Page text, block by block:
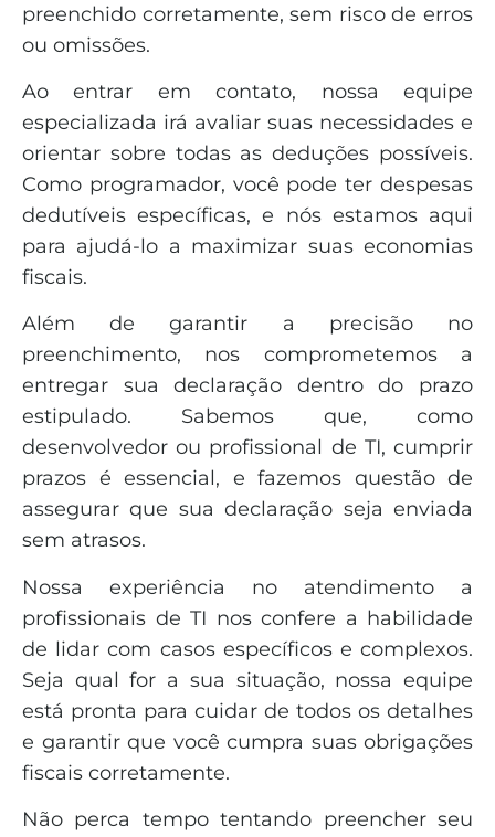
preenchido corretamente, sem risco de erros
ou omissões.
Ao entrar em contato, nossa equipe
especializada irá avaliar suas necessidades e
orientar sobre todas as deduções possíveis.
Como programador, você pode ter despesas
dedutíveis específicas, e nós estamos aqui
para ajudá-lo a maximizar suas economias
fiscais.
Além de garantir a precisão no
preenchimento, nos comprometemos a
entregar sua declaração dentro do prazo
estipulado. Sabemos que, como
desenvolvedor ou profissional de TI, cumprir
prazos é essencial, e fazemos questão de
assegurar que sua declaração seja enviada
sem atrasos.
Nossa experiência no atendimento a
profissionais de TI nos confere a habilidade
de lidar com casos específicos e complexos.
Seja qual for a sua situação, nossa equipe
está pronta para cuidar de todos os detalhes
e garantir que você cumpra suas obrigações
fiscais corretamente.
Não perca tempo tentando preencher seu